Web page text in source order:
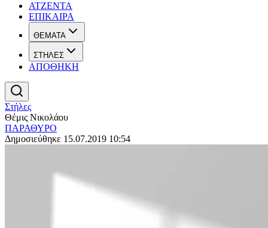
ΑΤΖΕΝΤΑ
ΕΠΙΚΑΙΡΑ
ΘΕΜΑΤΑ
ΣΤΗΛΕΣ
ΑΠΟΘΗΚΗ
Στήλες
Θέμις Νικολάου
ΠΑΡΑΘΥΡΟ
Δημοσιεύθηκε 15.07.2019 10:54